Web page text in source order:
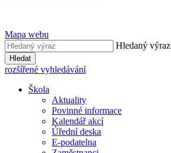
Mapa webu
Hledaný výraz
Hledat
rozšířené vyhledávání
Škola
Aktuality
Povinné informace
Kalendář akcí
Úřední deska
E-podatelna